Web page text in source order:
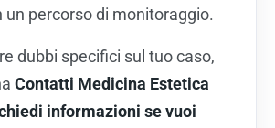
un percorso di monitoraggio.
dubbi specifici sul tuo caso,
Contatti Medicina Estetica
informazioni se vuoi